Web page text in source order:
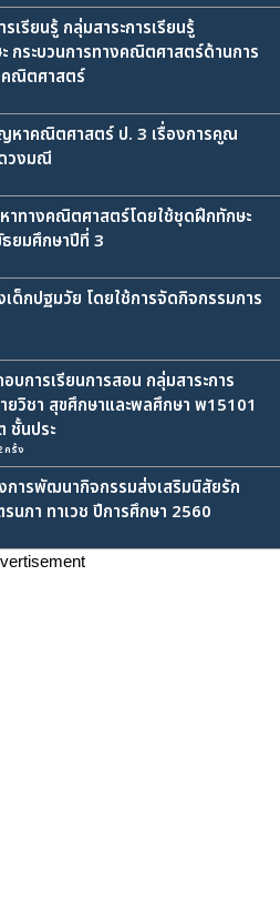
รียนรู้ กลุ่มสาระการเรียนรู้
กระบวนการทางคณิตศาสตร์ด้านการ
คณิตศาสตร์
ญหาคณิตศาสตร์ ป. 3 เรื่องการคูณ
วงมณี
ทางคณิตศาสตร์โดยใช้ชุดฝึกทักษะ
ยมศึกษาปีที่ 3
ด็กปฐมวัย โดยใช้การจัดกิจกรรมการ
บการเรียนการสอน กลุ่มสาระการ
ยวิชา สุขศึกษาและพลศึกษา พ15101
ชั้นประ
ครั้ง
การพัฒนากิจกรรมส่งเสริมนิสัยรัก
นภา ทาเวช ปีการศึกษา 2560